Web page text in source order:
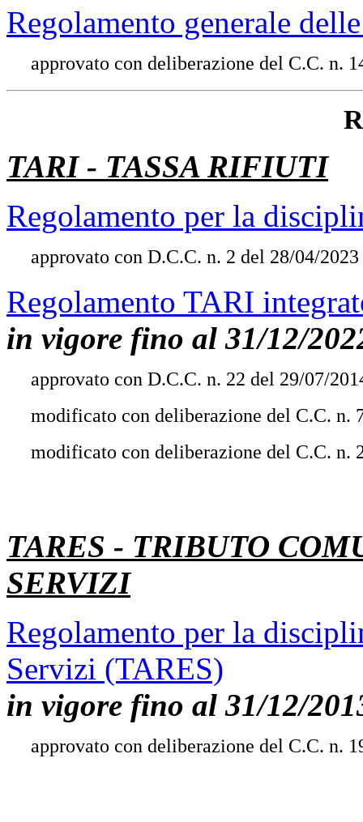
Regolamento generale
approvato con deliberazione del C.C. n.
TARI - TASSA RIFIUTI
Regolamento per la
approvato con D.C.C. n. 2 del 28/04/2023
Regolamento TARI
in vigore fino al 31/12/
approvato con D.C.C. n. 22 del 29/07/
modificato con deliberazione del C.C. n.
modificato con deliberazione del C.C. n.
TARES - TRIBUTO
SERVIZI
Regolamento per la
Servizi (TARES)
in vigore fino al 31/12/
approvato con deliberazione del C.C. n.